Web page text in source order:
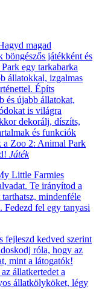
magad
böngészős játékként és
egy tarkabarka
állatokkal, izgalmas
Építs
és újabb állatokat,
is világra
dekorálj, díszíts,
és funkciók
a Zoo 2: Animal Park
Játék
Little Farmies
Te irányítod a
mindenféle
Fedezd fel egy tanyasi
fejleszd kedved szerint
róla, hogy az
mint a látogatók!
állatkertedet a
állatkölyköket, légy